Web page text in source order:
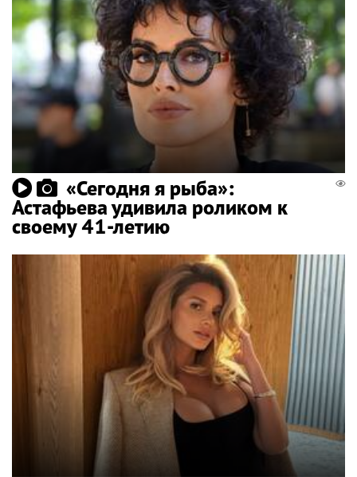
«Сегодня я рыба»:
Астафьева удивила роликом к
своему 41-летию